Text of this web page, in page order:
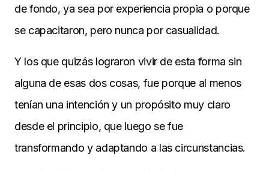
de fondo, ya sea por experiencia propia o porque
se capacitaron, pero nunca por casualidad.
Y los que quizás lograron vivir de esta forma sin
alguna de esas dos cosas, fue porque al menos
tenían una intención y un propósito muy claro
desde el principio, que luego se fue
transformando y adaptando a las circunstancias.